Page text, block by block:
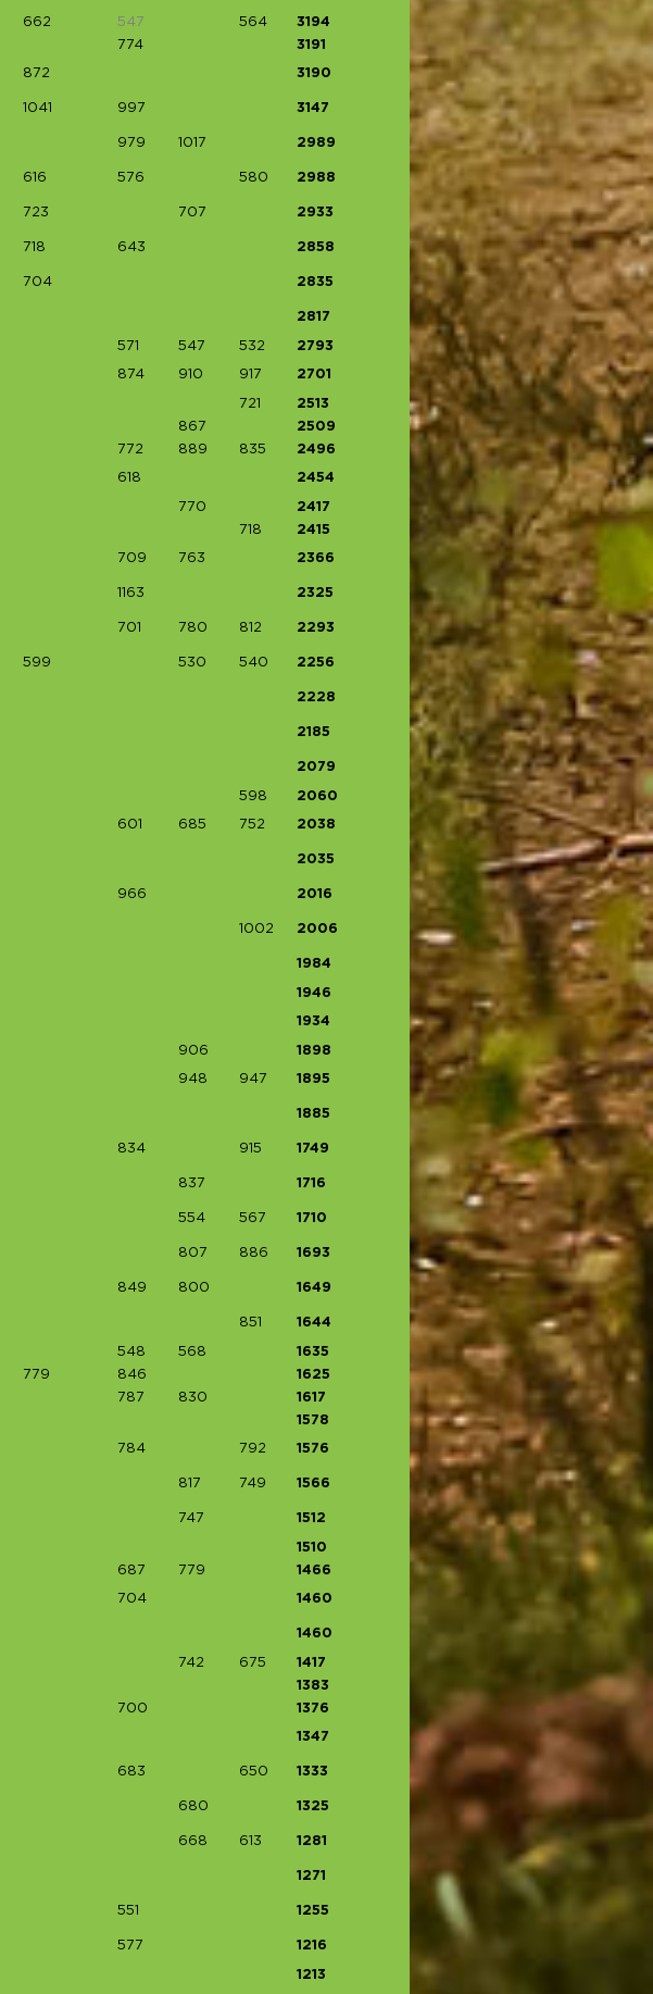
662 547 564
3194
774 3191
872 3190
1041 997 3147
979 1017 2989
616 576 580 2988
723 707 2933
718 643 2858
704 2835
2817
571 547 532 2793
874 910 917 2701
721
2513
867
2509
772 889 835 2496
618 2454
770
2417
718 2415
709 763 2366
1163 2325
701 780 812 2293
599 530 540 2256
2228
2185
2079
598 2060
601 685 752 2038
2035
966 2016
1002 2006
1984
1946
1934
906 1898
948 947 1895
1885
834 915 1749
837 1716
554 567 1710
807 886 1693
849 800 1649
851 1644
548 568
1635
779 846
1625
787 830
1617
1578
784 792 1576
817 749 1566
747 1512
1510
687 779 1466
704 1460
1460
742 675
1417
1383
700 1376
1347
683 650 1333
680 1325
668 613 1281
1271
551 1255
577 1216
1213